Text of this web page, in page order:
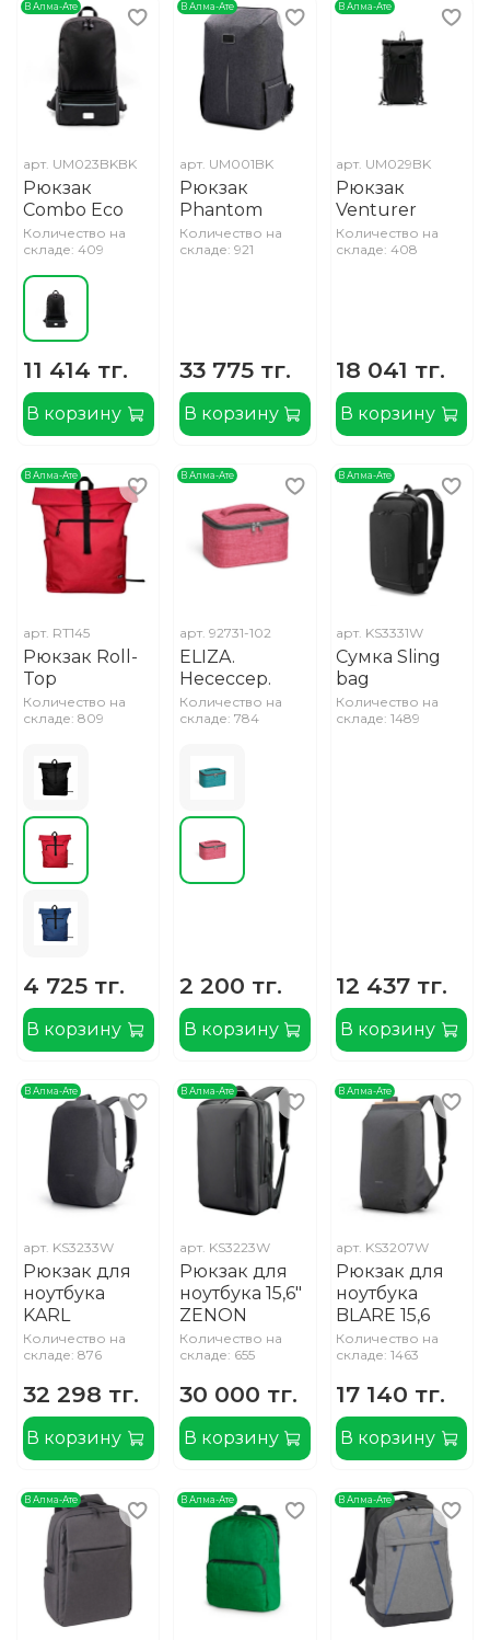
В Алма-Ате
арт. UM023BKBK
Рюкзак
Combo Eco
Количество на
складе: 409
11 414 тг.
В корзину
В Алма-Ате
арт. UM001BK
Рюкзак
Phantom
Количество на
складе: 921
33 775 тг.
В корзину
В Алма-Ате
арт. UM029BK
Рюкзак
Venturer
Количество на
складе: 408
18 041 тг.
В корзину
В Алма-Ате
арт. RT145
Рюкзак Roll-
Top
Количество на
складе: 809
4 725 тг.
В корзину
В Алма-Ате
арт.92731-102
ELIZA.
Несессер.
Количество на
складе: 784
2 200 тг.
В корзину
В Алма-Ате
арт. KS3331W
Сумка Sling
bag
Количество на
складе: 1489
12 437 тг.
В корзину
В Алма-Ате
арт. KS3233W
Рюкзак для
ноутбука
KARL
Количество на
складе: 876
32 298 тг.
В корзину
В Алма-Ате
арт. KS3223W
Рюкзак для
ноутбука 15,6"
ZENON
Количество на
складе: 655
30 000 тг.
В корзину
В Алма-Ате
арт. KS3207W
Рюкзак для
ноутбука
BLARE 15,6
Количество на
складе: 1463
17 140 тг.
В корзину
В Алма-Ате В Алма-Ате В Алма-Ате